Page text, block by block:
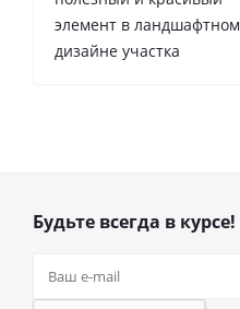
элемент в ландшафтном
дизайне участка
Будьте всегда в курсе!